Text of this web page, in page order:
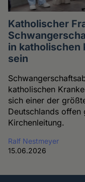
Katholischer
in katholischen
sein
katholischen
sich einer der
Deutschlands offen
Kirchenleitung.
Ralf Nestmeyer
15.06.2026